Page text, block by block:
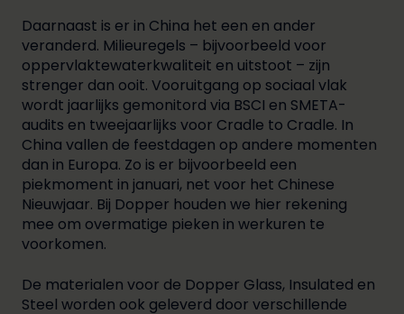
Daarnaast is er in China het een en ander
veranderd. Milieuregels – bijvoorbeeld voor
oppervlaktewaterkwaliteit en uitstoot – zijn
strenger dan ooit. Vooruitgang op sociaal vlak
wordt jaarlijks gemonitord via BSCI en SMETA-
audits en tweejaarlijks voor Cradle to Cradle. In
China vallen de feestdagen op andere momenten
dan in Europa. Zo is er bijvoorbeeld een
piekmoment in januari, net voor het Chinese
Nieuwjaar. Bij Dopper houden we hier rekening
mee om overmatige pieken in werkuren te
voorkomen.
De materialen voor de Dopper Glass, Insulated en
Steel worden ook geleverd door verschillende